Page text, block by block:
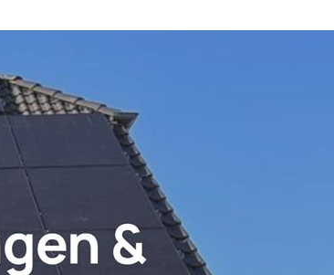
Wallbox erkunden.
Ihr Erfolg ist unsere Leidenschaft ✉.